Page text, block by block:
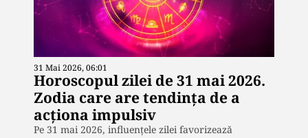
31 Mai 2026, 06:01
Horoscopul zilei de 31 mai 2026.
Zodia care are tendința de a
acționa impulsiv
Pe 31 mai 2026, influențele zilei favorizează